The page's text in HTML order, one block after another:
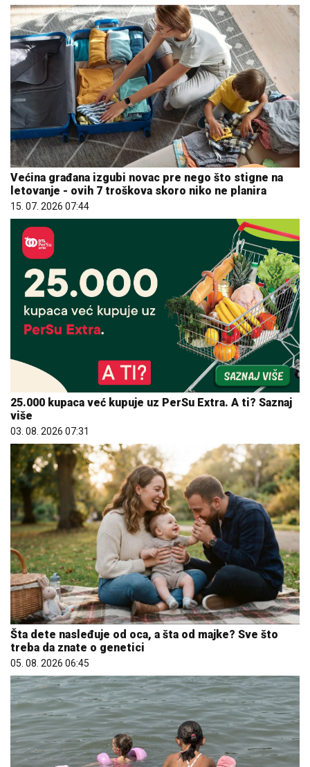
Većina građana izgubi novac pre nego što stigne na
letovanje - ovih 7 troškova skoro niko ne planira
15. 07. 2026 07:44
25.000 kupaca već kupuje uz PerSu Extra. A ti? Saznaj
više
03. 08. 2026 07:31
Šta dete nasleđuje od oca, a šta od majke? Sve što
treba da znate o genetici
05. 08. 2026 06:45